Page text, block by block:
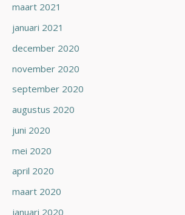
maart 2021
januari 2021
december 2020
november 2020
september 2020
augustus 2020
juni 2020
mei 2020
april 2020
maart 2020
januari 2020